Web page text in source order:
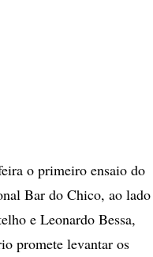
o primeiro ensaio do
Bar do Chico, ao lado
e Leonardo Bessa,
promete levantar os